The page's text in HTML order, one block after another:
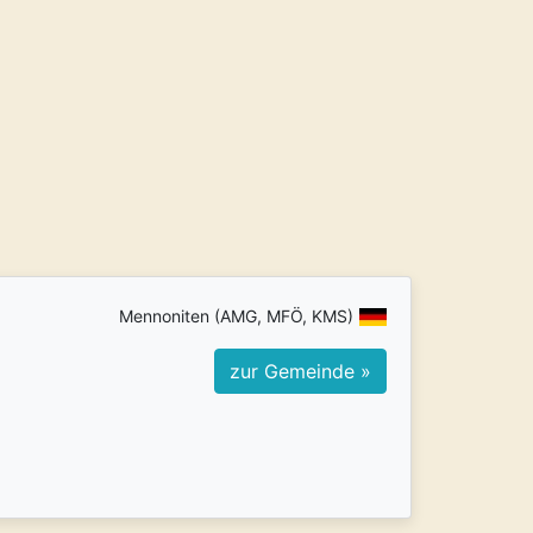
Mennoniten (AMG, MFÖ, KMS)
zur Gemeinde »